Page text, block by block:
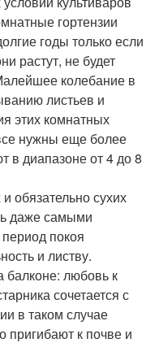
гортензии
годы только если
растут, не будет
колебание в
листьев и
этих комнатных
нужны еще более
в диапазоне от 4 до 8
обязательно сухих
даже самыми
покоя
и листву.
балконе: любовь к
сочетается с
в таком случае
пригибают к почве и